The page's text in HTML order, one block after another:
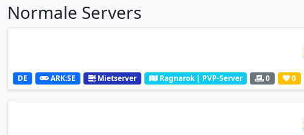
Normale Servers
DE ARK:SE Mietserver Ragnarok | PVP-Server 0 0